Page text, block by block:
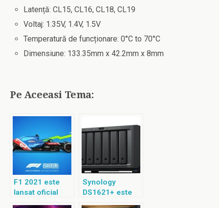
Latență: CL15, CL16, CL18, CL19
Voltaj: 1.35V, 1.4V, 1.5V
Temperatură de funcționare: 0°C to 70°C
Dimensiune: 133.35mm x 42.2mm x 8mm
Pe Aceeasi Tema:
F1 2021 este
lansat oficial
Synology
DS1621+ este